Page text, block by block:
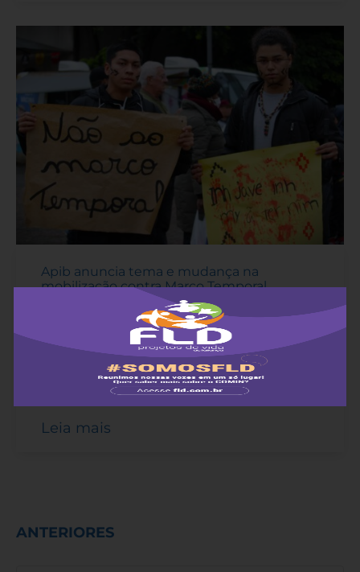
Apib anuncia tema e mudança na
mobilização contra Marco Temporal
A mobilização irá ocorrer entre os dias 5 e 8 de
junho, em Brasília, e reforça o enfrentamento
contra a crise climática; julgamento contra o
Marco Temporal está previsto para o dia 7.
Leia mais
ANTERIORES